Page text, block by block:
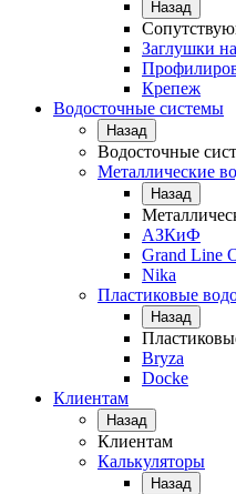
Назад
Заглушки
Крепеж
Водосточные системы
Назад
Водосточные
Металлические
Назад
АЗКиФ
Grand Line
Nika
Пластиковые
Назад
Bryza
Docke
Клиентам
Назад
Клиентам
Калькуляторы
Назад